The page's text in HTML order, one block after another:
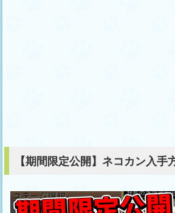
【期間限定公開】ネコカン入手